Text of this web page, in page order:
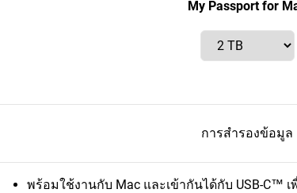
My Passport for
การสำรองข้อมูล
พร้อมใช้งานกับ Mac และเข้ากันได้กับ USB-C™